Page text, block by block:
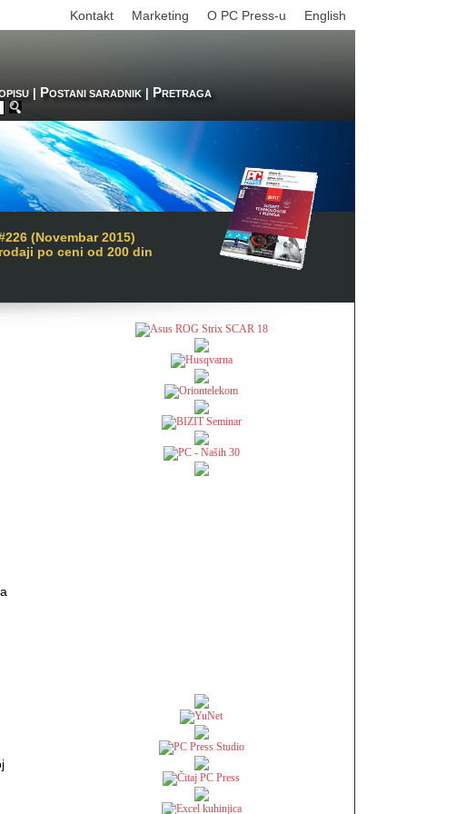
English
O PC Press-u
Marketing
Kontakt
| POSTANI SARADNIK| PRETRAGA
(Novembar 2015)
po ceni od 200 din